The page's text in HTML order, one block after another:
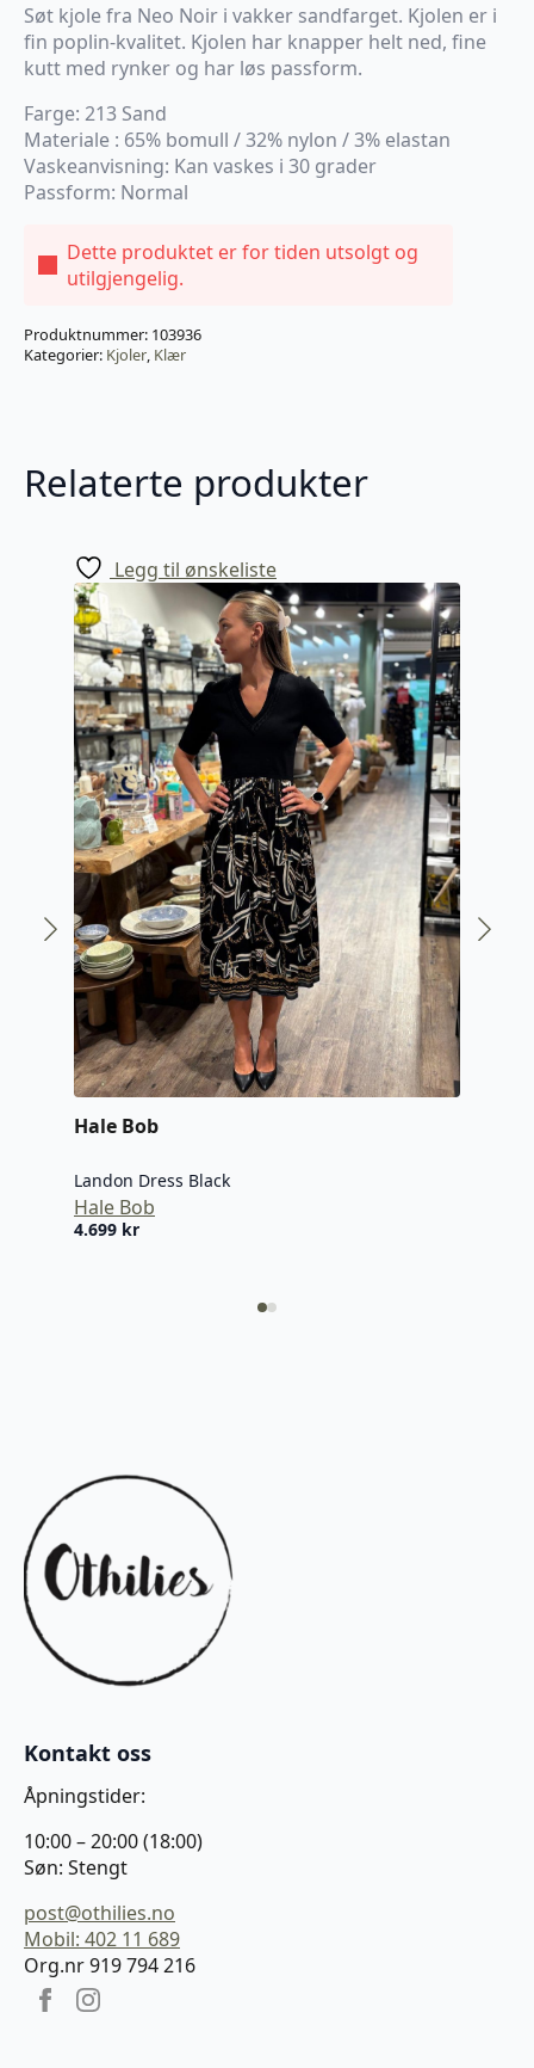
Søt kjole fra Neo Noir i vakker sandfarget. Kjolen er i
fin poplin-kvalitet. Kjolen har knapper helt ned, fine
kutt med rynker og har løs passform.
Farge: 213 Sand
Materiale : 65% bomull / 32% nylon / 3% elastan
Vaskeanvisning: Kan vaskes i 30 grader
Passform: Normal
Dette produktet er for tiden utsolgt og
utilgjengelig.
Produktnummer: 103936
Kategorier: Kjoler, Klær
Relaterte produkter
Legg til ønskeliste
Hale Bob
Landon Dress Black
Hale Bob
4.699 kr
Kontakt oss
Åpningstider:
10:00 – 20:00 (18:00)
Søn: Stengt
post@othilies.no
Mobil: 402 11 689
Org.nr 919 794 216